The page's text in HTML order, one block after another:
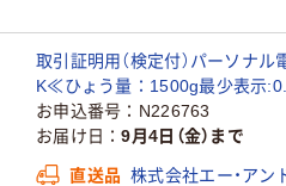
取引証明用（検定付）パーソナ
K≪ひょう量：1500g最少表示
品）
お申込番号
N226763
お届け日
9月4日（金）まで
直送品 株式会社エー・アン